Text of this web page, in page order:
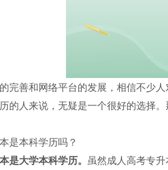
完善和网络平台的发展，相信不少
的人来说，无疑是一个很好的选择
是本科学历吗？
是大学本科学历。 虽然成人高考专